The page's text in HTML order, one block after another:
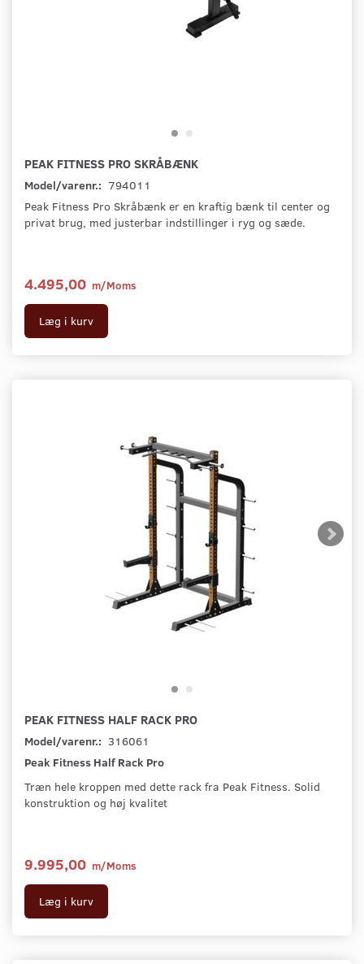
PEAK FITNESS PRO SKRÅBÆNK
Model/varenr.: 794011
Peak Fitness Pro Skråbænk er en kraftig bænk til center og
privat brug, med justerbar indstillinger i ryg og sæde.
4.495,00 m/Moms
Læg i kurv
PEAK FITNESS HALF RACK PRO
Model/varenr.: 316061
Peak Fitness Half Rack Pro
Træn hele kroppen med dette rack fra Peak Fitness. Solid
konstruktion og høj kvalitet
9.995,00 m/Moms
Læg i kurv